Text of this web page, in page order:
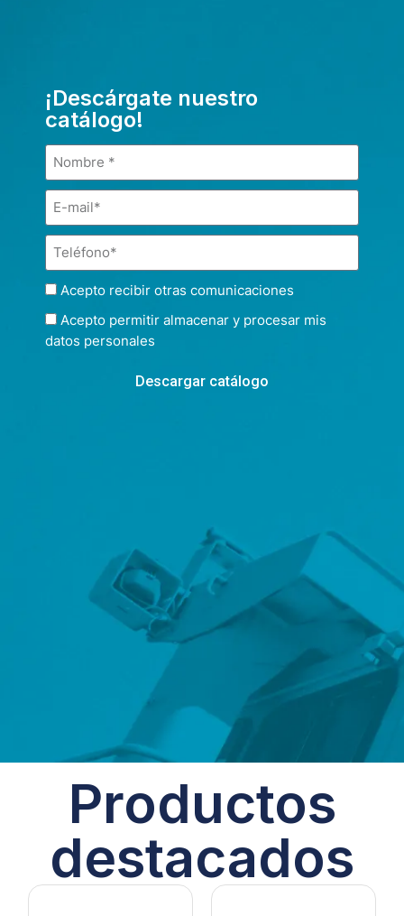
¡Descárgate nuestro
catálogo!
Acepto recibir otras comunicaciones
Acepto permitir almacenar y procesar mis
datos personales
Descargar catálogo
Productos
destacados